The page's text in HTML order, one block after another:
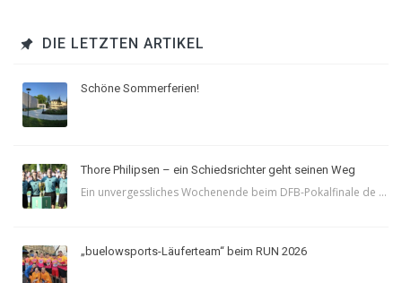
DIE LETZTEN ARTIKEL
Schöne Sommerferien!
Thore Philipsen – ein Schiedsrichter geht seinen Weg
Ein unvergessliches Wochenende beim DFB-Pokalfinale de ...
„buelowsports-Läuferteam“ beim RUN 2026